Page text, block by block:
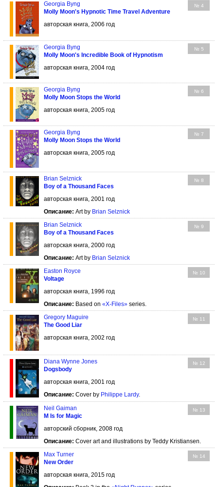
№ 4
Georgia Byng
Molly Moon's Hypnotic Time Travel Adventure
авторская книга, 2006 год
№ 5
Georgia Byng
Molly Moon's Incredible Book of Hypnotism
авторская книга, 2004 год
№ 6
Georgia Byng
Molly Moon Stops the World
авторская книга, 2005 год
№ 7
Georgia Byng
Molly Moon Stops the World
авторская книга, 2005 год
№ 8
Brian Selznick
Boy of a Thousand Faces
авторская книга, 2001 год
Описание: Art by Brian Selznick
№ 9
Brian Selznick
Boy of a Thousand Faces
авторская книга, 2000 год
Описание: Art by Brian Selznick
№ 10
Easton Royce
Voltage
авторская книга, 1996 год
Описание: Based on «X-Files» series.
№ 11
Gregory Maguire
The Good Liar
авторская книга, 2002 год
№ 12
Diana Wynne Jones
Dogsbody
авторская книга, 2001 год
Описание: Cover by Philippe Lardy.
№ 13
Neil Gaiman
M Is for Magic
авторский сборник, 2008 год
Описание: Cover art and illustrations by Teddy Kristiansen.
№ 14
Max Turner
New Order
авторская книга, 2015 год